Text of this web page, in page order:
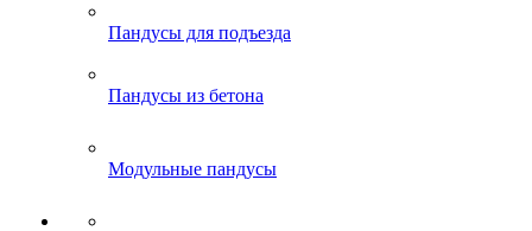
Пандусы для подъезда
Пандусы из бетона
Модульные пандусы